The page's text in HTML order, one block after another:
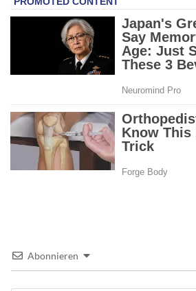
Abonnieren